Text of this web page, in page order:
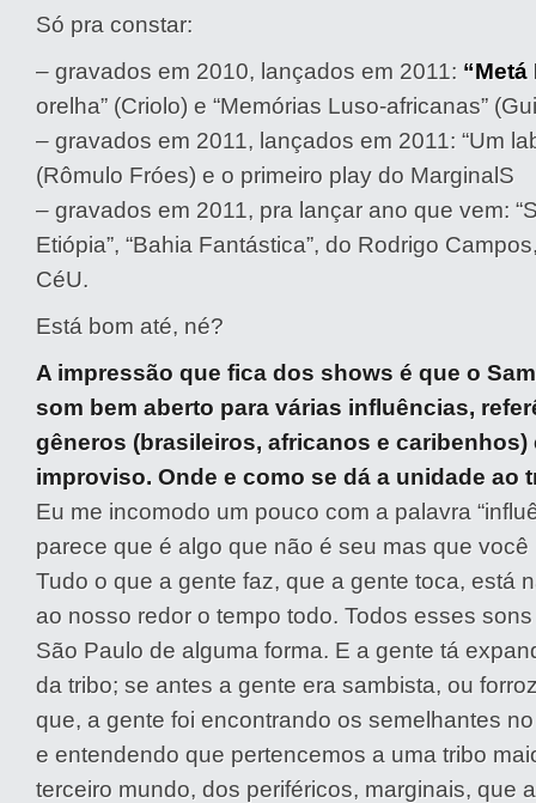
Só pra constar:
– gravados em 2010, lançados em 2011: “Metá
orelha” (Criolo) e “Memórias Luso-africanas”
– gravados em 2011, lançados em 2011: “Um
(Rômulo Fróes) e o primeiro play do MarginalS
– gravados em 2011, pra lançar ano que vem:
Etiópia”, “Bahia Fantástica”, do Rodrigo
CéU.
Está bom até, né?
A impressão que fica dos shows é que o
som bem aberto para várias influências,
gêneros (brasileiros, africanos e caribenhos)
improviso. Onde e como se dá a unidade ao
Eu me incomodo um pouco com a palavra
parece que é algo que não é seu mas que
Tudo o que a gente faz, que a gente toca, está
ao nosso redor o tempo todo. Todos esses
São Paulo de alguma forma. E a gente tá
da tribo; se antes a gente era sambista, ou
que, a gente foi encontrando os semelhantes
e entendendo que pertencemos a uma tribo
terceiro mundo, dos periféricos, marginais, que